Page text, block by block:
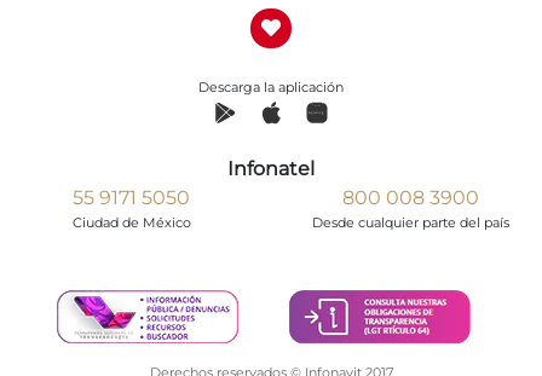
Descarga la aplicación
Infonatel
55 9171 5050
Ciudad de México
800 008 3900
Desde cualquier parte del país
Derechos reservados © Infonavit 2017